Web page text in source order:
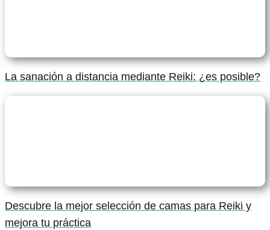
La sanación a distancia mediante Reiki: ¿es posible?
Descubre la mejor selección de camas para Reiki y
mejora tu práctica